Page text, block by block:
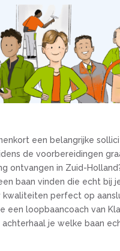
een belangrijke
de voorbereidingen
ontvangen in Zuid-
baan vinden die echt bij
kwaliteiten perfect op
een loopbaancoach van
achterhaal je welke baan